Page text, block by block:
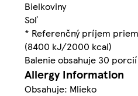
Bielkoviny
Soľ
* Referenčný príjem
(8400 kJ/2000 kcal)
Balenie obsahuje 30 porcií
Allergy Information
Obsahuje: Mlieko